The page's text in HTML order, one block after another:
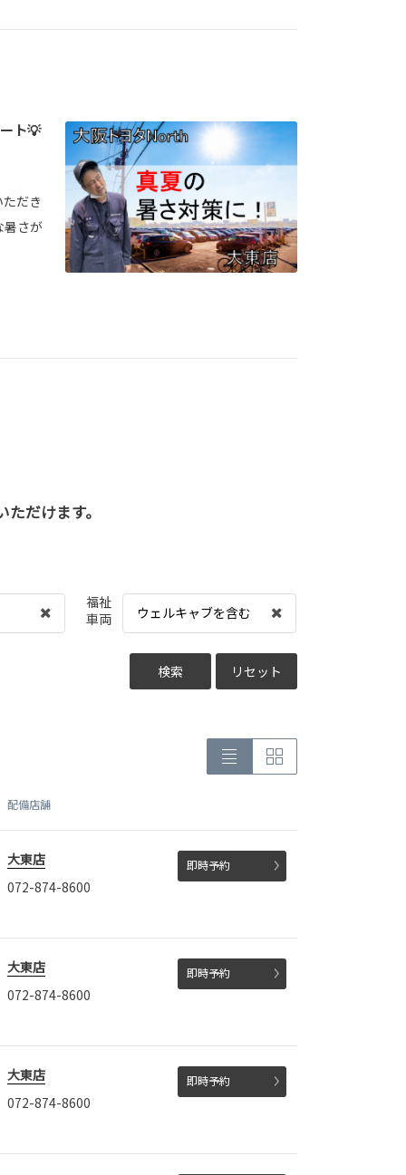
ト💡
だき
暑さが
だけます。
福祉
車両
ウェルキャブを含む
検索 リセット
配備店舗
大東店
072-874-8600
即時予約
大東店
072-874-8600
即時予約
大東店
072-874-8600
即時予約